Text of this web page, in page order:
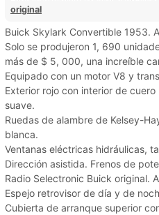
original
Buick Skylark Convertible 1953.
Solo se produjeron 1, 690
más de $ 5, 000, una increíble
Equipado con un motor V8 y
Exterior rojo con interior de
suave.
Ruedas de alambre de Kelsey-
blanca.
Ventanas eléctricas hidráulicas,
Dirección asistida. Frenos de
Radio Selectronic Buick original.
Espejo retrovisor de día y de
Cubierta de arranque superior